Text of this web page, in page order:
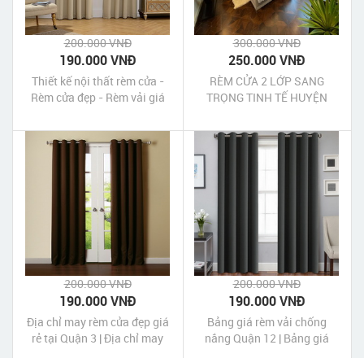
200.000 VNĐ
190.000 VNĐ
Thiết kế nội thất rèm cửa -
Rèm cửa đẹp - Rèm vải giá
300.000 VNĐ
250.000 VNĐ
RÈM CỬA 2 LỚP SANG
TRỌNG TINH TẾ HUYỆN
200.000 VNĐ
190.000 VNĐ
Địa chỉ may rèm cửa đẹp giá
rẻ tại Quận 3 | Địa chỉ may
200.000 VNĐ
190.000 VNĐ
Bảng giá rèm vải chống
nắng Quận 12 | Bảng giá